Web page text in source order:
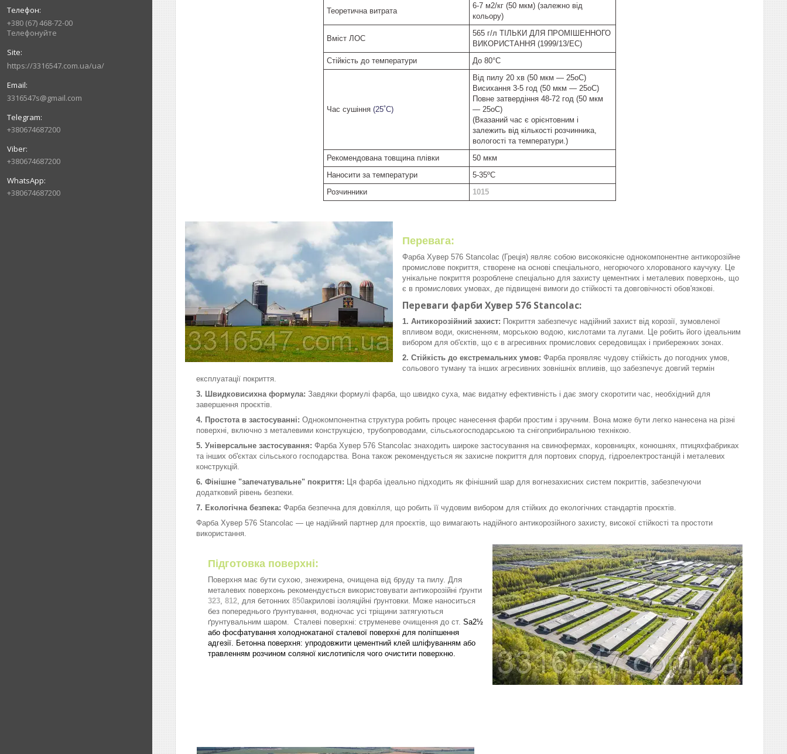
+380 (67) 468-72-00
Телефонуйте
https://3316547.com.ua/ua/
3316547s@gmail.com
+380674687200
+380674687200
+380674687200
Теоретична витрата
6-7 м2/кг (50 мкм) (залежно від
кольору)
Вміст ЛОС
565 г/л ТІЛЬКИ ДЛЯ ПРОМІШЕННОГО
ВИКОРИСТАННЯ (1999/13/EC)
Стійкість до температури
До 80°С
Час сушіння (25˚C)
Від пилу 20 хв (50 мкм — 25oC)
Висихання 3-5 год (50 мкм — 25oC)
Повне затвердіння 48-72 год (50 мкм
— 25oC)
(Вказаний час є орієнтовним і
залежить від кількості розчинника,
вологості та температури.)
Рекомендована товщина плівки
50 мкм
Наносити за температури
5-35ºC
Розчинники
1015
Перевага:
Фарба Хувер 576 Stancolac (Греція) являє собою високоякісне однокомпонентне антикорозійне
промислове покриття, створене на основі спеціального, негорючого хлорованого каучуку. Це
унікальне покриття розроблене спеціально для захисту цементних і металевих поверхонь, що
є в промислових умовах, де підвищені вимоги до стійкості та довговічності обов'язкові.
Переваги фарби Хувер 576 Stancolac:
1. Антикорозійний захист: Покриття забезпечує надійний захист від корозії, зумовленої
впливом води, окисненням, морською водою, кислотами та лугами. Це робить його ідеальним
вибором для об'єктів, що є в агресивних промислових середовищах і прибережних зонах.
2. Стійкість до екстремальних умов: Фарба проявляє чудову стійкість до погодних умов,
сольового туману та інших агресивних зовнішніх впливів, що забезпечує довгий термін
експлуатації покриття.
3. Швидковисихна формула: Завдяки формулі фарба, що швидко суха, має видатну ефективність і дає змогу скоротити час, необхідний для
завершення проєктів.
4. Простота в застосуванні: Однокомпонентна структура робить процес нанесення фарби простим і зручним. Вона може бути легко нанесена на різні
поверхні, включно з металевими конструкцією, трубопроводами, сільськогосподарською та снігоприбиральною технікою.
5. Універсальне застосування: Фарба Хувер 576 Stancolac знаходить широке застосування на свинофермах, коровницях, конюшнях, птицяхфабриках
та інших об'єктах сільського господарства. Вона також рекомендується як захисне покриття для портових споруд, гідроелектростанцій і металевих
конструкцій.
6. Фінішне "запечатувальне" покриття: Ця фарба ідеально підходить як фінішний шар для вогнезахисних систем покриттів, забезпечуючи
додатковий рівень безпеки.
7. Екологічна безпека: Фарба безпечна для довкілля, що робить її чудовим вибором для стійких до екологічних стандартів проєктів.
Фарба Хувер 576 Stancolac — це надійний партнер для проєктів, що вимагають надійного антикорозійного захисту, високої стійкості та простоти
використання.
Підготовка поверхні:
Поверхня має бути сухою, знежирена, очищена від бруду та пилу. Для
металевих поверхонь рекомендується використовувати антикорозійні ґрунти
323 812 , для бетонних 850акрилові ізоляційні ґрунтовки. Може наноситься
без попереднього ґрунтування, водночас усі тріщини затягуються
ґрунтувальним шаром. Сталеві поверхні: струменеве очищення до ст. Sa2½
або фосфатування холоднокатаної сталевої поверхні для поліпшення
адгезії.
Бетонна поверхня: упродовжити цементний клей шліфуванням або
травленням розчином соляної кислотипісля чого очистити поверхню.